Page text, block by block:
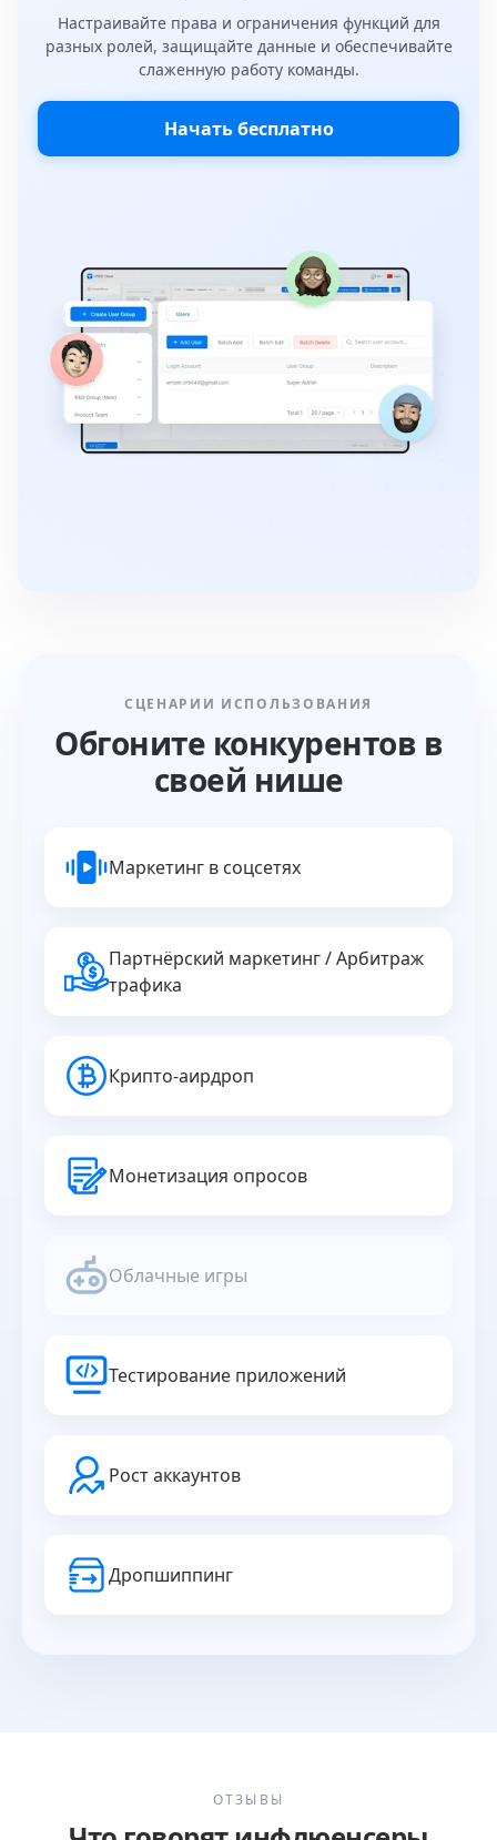
Настраивайте права и ограничения функций для
разных ролей, защищайте данные и обеспечивайте
слаженную работу команды.
Начать бесплатно
СЦЕНАРИИ ИСПОЛЬЗОВАНИЯ
Обгоните конкурентов в
своей нише
Маркетинг в соцсетях
Партнёрский маркетинг / Арбитраж
трафика
Крипто-аирдроп
Монетизация опросов
Облачные игры
Тестирование приложений
Рост аккаунтов
Дропшиппинг
ОТЗЫВЫ